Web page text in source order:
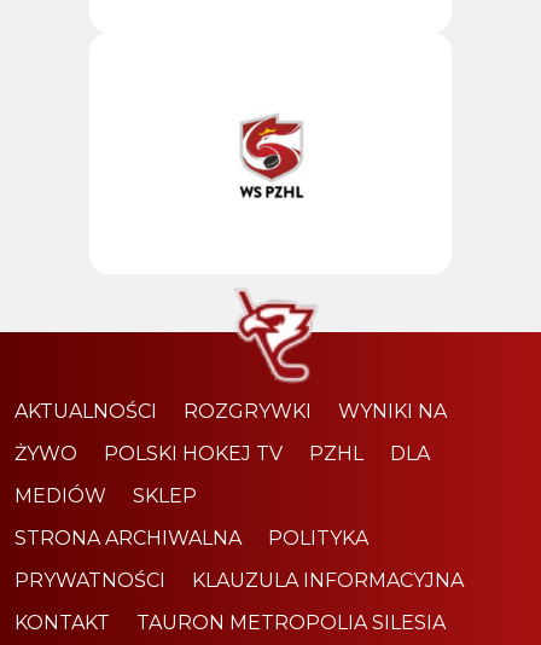
AKTUALNOŚCI ROZGRYWKI
WYNIKI NA
ŻYWO
POLSKI HOKEJ TV PZHL
DLA
MEDIÓW
SKLEP
STRONA ARCHIWALNA
POLITYKA
PRYWATNOŚCI
KLAUZULA INFORMACYJNA
KONTAKT
TAURON METROPOLIA SILESIA